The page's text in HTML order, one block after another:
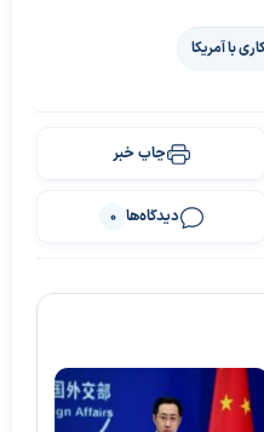
با آمریکا
چاپ خبر
دیدگاه‌ها 0